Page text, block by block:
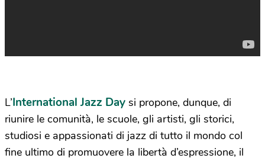
L’International Jazz Day si propone, dunque, di
riunire le comunità, le scuole, gli artisti, gli storici,
studiosi e appassionati di jazz di tutto il mondo col
fine ultimo di promuovere la libertà d’espressione, il